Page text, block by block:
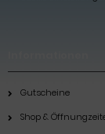
Gutscheine
Shop &